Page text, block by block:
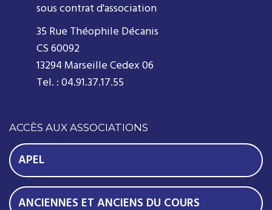
sous contrat d'association
35 Rue Théophile Décanis
CS 60092
13294 Marseille Cedex 06
Tel. : 04.91.37.17.55
ACCÈS AUX ASSOCIATIONS
APEL
ANCIENNES ET ANCIENS DU COURS